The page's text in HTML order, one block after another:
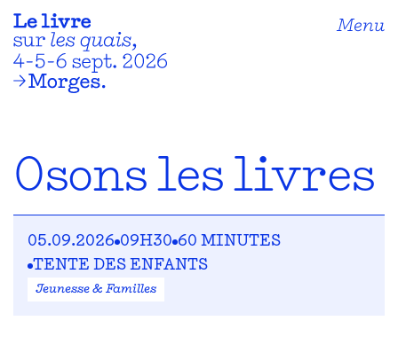
Menu
Osons les livres
05.09.2026 09H30 60 MINUTES
TENTE DES ENFANTS
Jeunesse & Familles